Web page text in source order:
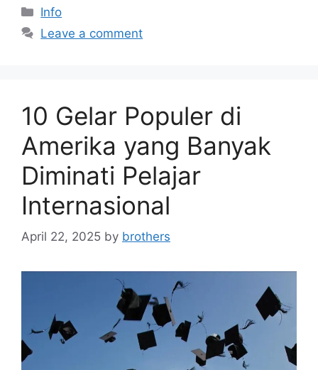
Categories
Info
Leave a comment
10 Gelar Populer di
Amerika yang Banyak
Diminati Pelajar
Internasional
April 22, 2025 by brothers